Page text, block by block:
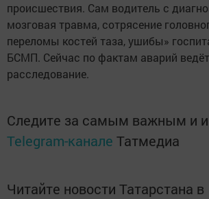
происшествия. Сам водитель с
мозговая травма, сотрясение
переломы костей таза, ушибы»
БСМП. Сейчас по фактам аварий
расследование.
Следите за самым важным и
Telegram-канале Татмедиа
Читайте новости Татарстана в